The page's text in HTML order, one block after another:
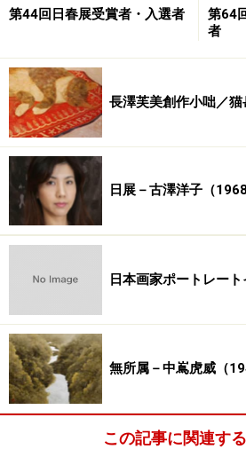
第7回【日本画家】内山徹
自分自身のリアリティーを描く
「この世代に聞きたい」内山徹
第6回【日本画家】福井江太郎
福井江太郎日本画展
「日本画家」福井江太郎さんに聞く
第5回【柴田悦子画廊】柴田悦子
コスプレ画廊５周年
「柴田悦子画廊」柴田悦子さんに
【雅幸画房】石村雅幸
第44回日春展受賞者・入選者
第64
者
長澤芙美創作小咄／猫
日展－古澤洋子（
日本画家ポートレート
無所属－中嶌虎威（
この記事に関連す